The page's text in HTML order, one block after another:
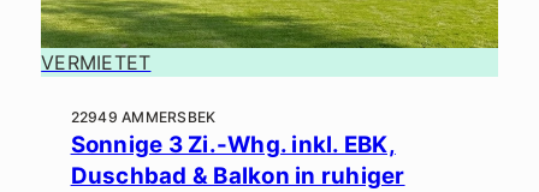
VERMIETET
22949 AMMERSBEK
Sonnige 3 Zi.-Whg. inkl. EBK,
Duschbad & Balkon in ruhiger